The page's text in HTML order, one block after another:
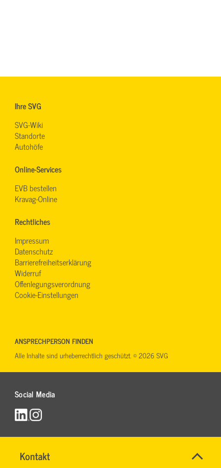
Kontakt
RONALD
Name*
Ihre SVG
SVG-Wiki
Standorte
Autohöfe
Online-Services
EVB bestellen
Kravag-Online
Rechtliches
Impressum
Datenschutz
Barrierefreiheitserklärung
Widerruf
Offenlegungsverordnung
Cookie-Einstellungen
Social Media
ANSPRECHPERSON FINDEN
Alle Inhalte sind urheberrechtlich geschützt. © 2026 SVG